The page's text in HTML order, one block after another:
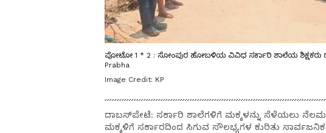
ಪೋಟೋ 1 * 2 : ಸೋಂಪುರ ಹೋಬಳಿಯ ವಿವಿಧ ಸರ್ಕಾರಿ ಶಾಲೆಯ ಶಿಕ್ಷಕರು
Prabha
Image Credit: KP
ದಾಬಸ್‍ಪೇಟೆ: ಸರ್ಕಾರಿ ಶಾಲೆಗಳಿಗೆ ಮಕ್ಕಳನ್ನು ಸೆಳೆಯಲು
ಮಕ್ಕಳಿಗೆ ಸರ್ಕಾರದಿಂದ ಸಿಗುವ ಸೌಲಭ್ಯಗಳ ಕುರಿತು